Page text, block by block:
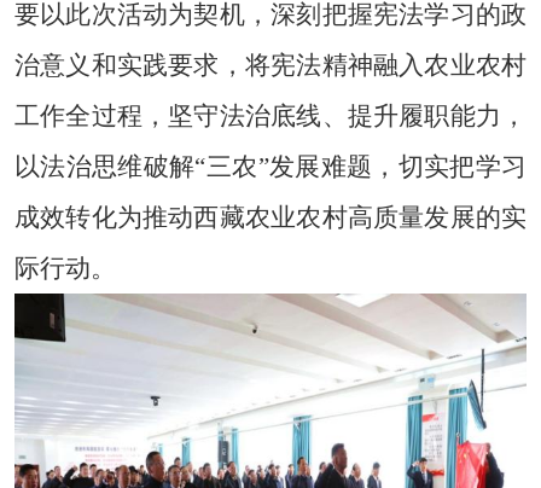
要以此次活动为契机，深刻把握宪法学习的政
治意义和实践要求，将宪法精神融入农业农村
工作全过程，坚守法治底线、提升履职能力，
以法治思维破解“三农”发展难题，切实把学习
成效转化为推动西藏农业农村高质量发展的实
际行动。